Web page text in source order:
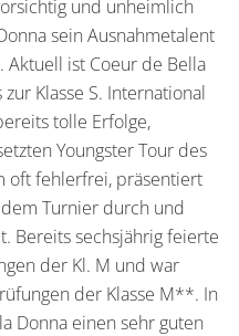
und unheimlich
sein Ausnahmetalent
ist Coeur de Bella
Klasse S. International
tolle Erfolge,
Youngster Tour des
oft fehlerfrei, präsentiert
Turnier durch und
Bereits sechsjährig feierte
der Kl. M und war
der Klasse M**. In
Donna einen sehr guten